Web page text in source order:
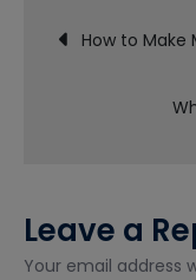
Post
How to Make
Leave a
Your email address